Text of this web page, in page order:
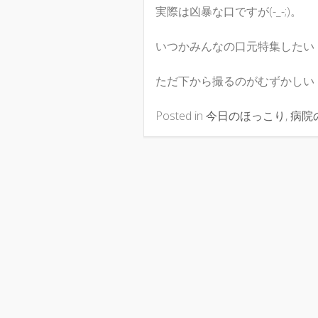
実際は凶暴な口ですが(-_-;)。
いつかみんなの口元特集したい
ただ下から撮るのがむずかしい
Posted in 今日のほっこり ,病院